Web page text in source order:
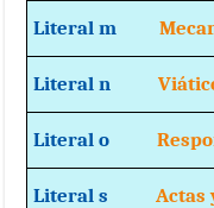
Literal m
Literal n
Literal o
Literal s Actas y